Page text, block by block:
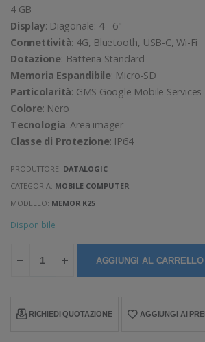
4 GB
Display: Diagonale: 4 - 6"
Connettività: 4G, Bluetooth, USB-C, Wi-Fi
Dotazione: Batteria Standard
Memoria Espandibile: Micro-SD
Particolarità: GMS Google Mobile Services
Colore: Nero
Tecnologia: Area imager
Classe di Protezione: IP64
PRODUTTORE: DATALOGIC
CATEGORIA: MOBILE COMPUTER
MODELLO: MEMOR K25
Disponibile
AGGIUNGI AL CARRELLO
RICHIEDI QUOTAZIONE AGGIUNGI AI